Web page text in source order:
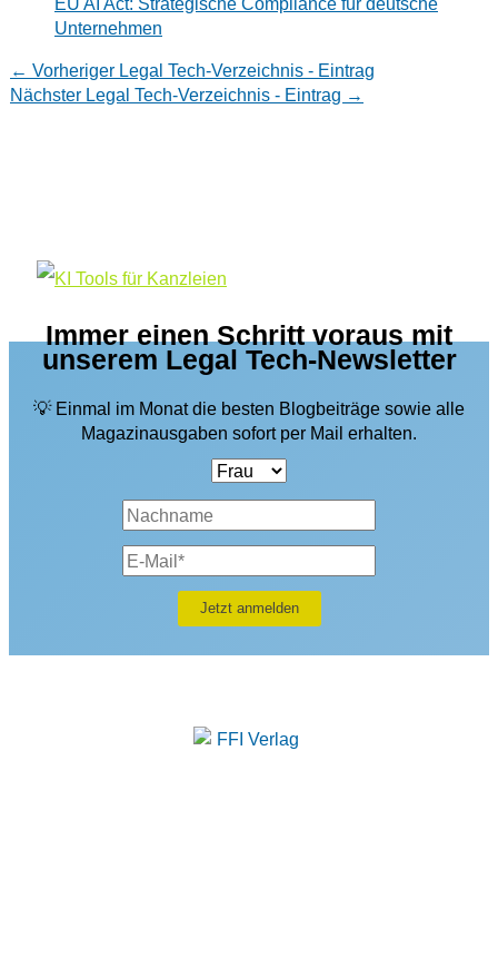
Unternehmen
← Vorheriger Legal Tech-Verzeichnis - Eintrag
Nächster Legal Tech-Verzeichnis - Eintrag →
Immer einen Schritt voraus mit
unserem Legal Tech-Newsletter
💡 Einmal im Monat die besten Blogbeiträge sowie alle
Magazinausgaben sofort per Mail erhalten.